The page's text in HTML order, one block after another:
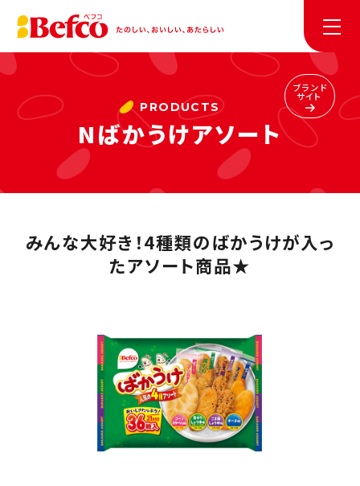
Nばかうけアソート
ブランド
サイト
みんな大好き！4種類のばかうけが入っ
たアソート商品★